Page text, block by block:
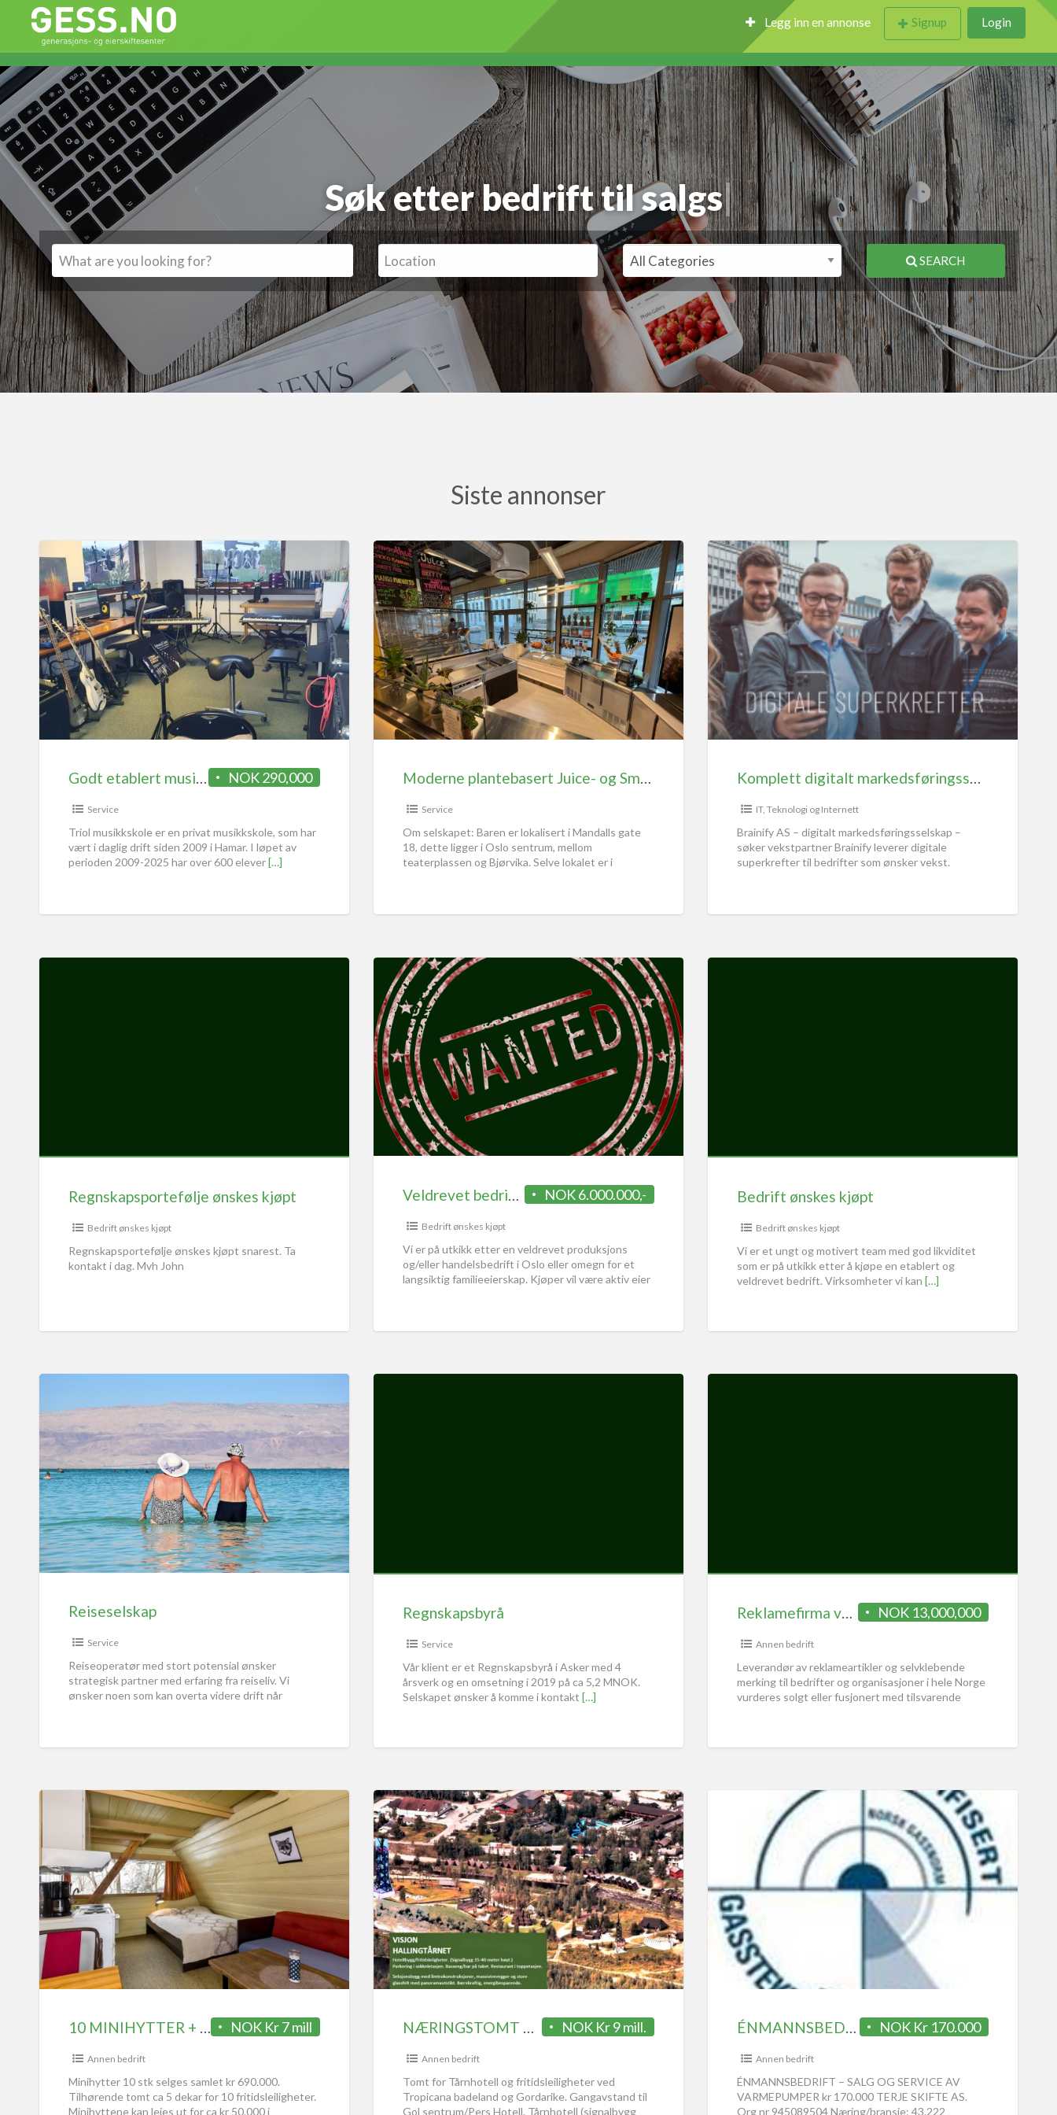
Legg inn en annonse Signup Login
Generasjons- og eierskiftesenter
Søk etterbedrift til sa|
SEARCH
Siste annonser
NOK 290,000
Godt etablert musikkskole i Hamar til salgs | Unik mulighet for en musiker! | Vårt slagord: -Eleven er sjefen!
Service
Triol musikkskole er en privat musikkskole, som har
vært i daglig drift siden 2009 i Hamar. I løpet av
perioden 2009-2025 har over 600 elever[…]
Moderne plantebasert Juice- og SmoothieBar. Lokalisert midt i Oslo Sentrum, til salg (også mulighet for å leie)
Service
Om selskapet: Baren er lokalisert i Mandalls gate
18, dette ligger i Oslo sentrum, mellom
teaterplassen og Bjørvika. Selve lokalet er i
Komplett digitalt markedsføringsselskap SØKER VEKSTPARTNER
IT, Teknologi og Internett
Brainify AS – digitalt markedsføringsselskap –
søker vekstpartner Brainify leverer digitale
superkrefter til bedrifter som ønsker vekst.
Regnskapsportefølje ønskes kjøpt
Bedrift ønskes kjøpt
Regnskapsportefølje ønskes kjøpt snarest. Ta
kontakt i dag. Mvh John
NOK 6.000.000,-
Bedrift ønskes kjøpt
Vi er på utkikk etter en veldrevet produksjons
og/eller handelsbedrift i Oslo eller omegn for et
langsiktig familieeierskap. Kjøper vil være aktiv eier
Bedrift ønskes kjøpt
Bedrift ønskes kjøpt
Vi er et ungt og motivert team med god likviditet
som er på utkikk etter å kjøpe en etablert og
veldrevet bedrift. Virksomheter vi kan […]
Reiseselskap
Service
Reiseoperatør med stort potensial ønsker
strategisk partner med erfaring fra reiseliv. Vi
ønsker noen som kan overta videre drift når
Regnskapsbyrå
Service
Vår klient er et Regnskapsbyrå i Asker med 4
årsverk og en omsetning i 2019 på ca 5,2 MNOK.
Selskapet ønsker å komme i kontakt […]
NOK 13,000,000
Reklamefirma vurderes solgt
Annen bedrift
Leverandør av reklameartikler og selvklebende
merking til bedrifter og organisasjoner i hele Norge
vurderes solgt eller fusjonert med tilsvarende
NOK Kr 7 mill
10 MINIHYTTER + TOMTER FOR FRITIDSLEILIGHETER
Annen bedrift
Minihytter 10 stk selges samlet kr 690.000.
Tilhørende tomt ca 5 dekar for 10 fritidsleiligheter.
Minihyttene kan leies ut for ca kr 50.000 i
NOK Kr 9 mill.
NÆRINGSTOMT FOR HOTELL OG/ELLER FRITIDSLEILIGHETER 14 dekar
Annen bedrift
Tomt for Tårnhotell og fritidsleiligheter ved
Tropicana badeland og Gordarike. Gangavstand til
Gol sentrum/Pers Hotell. Tårnhotell (signalbygg
NOK Kr 170.000
ÉNMANNSBEDRIFT SALG OG SERVICE AV VARMEPUMPER kr 170.000
Annen bedrift
ÉNMANNSBEDRIFT – SALG OG SERVICE AV
VARMEPUMPER kr 170.000 TERJE SKIFTE AS.
Org nr 945089504 Næring/bransje: 43.222